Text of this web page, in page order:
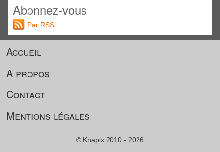
Abonnez-vous
Par RSS
Accueil
A propos
Contact
Mentions légales
© Knapix 2010 - 2026